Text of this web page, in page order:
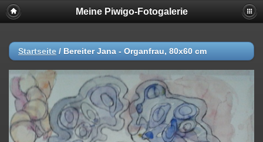
Meine Piwigo-Fotogalerie
Startseite / Bereiter Jana - Organfrau, 80x60 cm